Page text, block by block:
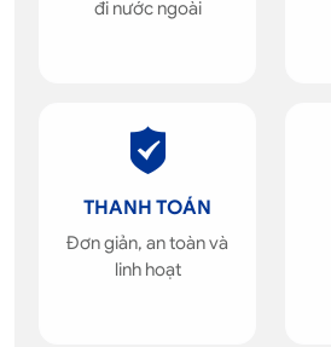
đi nước ngoài
THANH TOÁN
Đơn giản, an toàn và
linh hoạt